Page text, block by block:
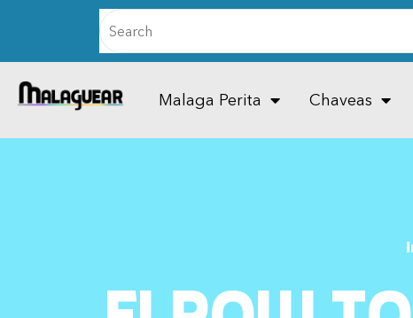
Malaga Perita Chaveas